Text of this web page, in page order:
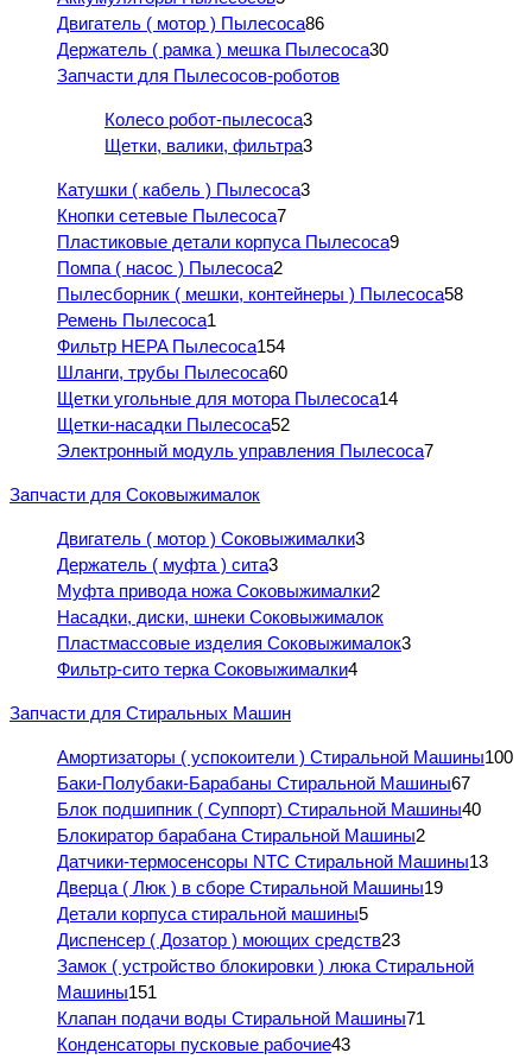
Двигатель ( мотор ) Пылесоса86
Держатель ( рамка ) мешка Пылесоса30
Запчасти для Пылесосов-роботов
Колесо робот-пылесоса3
Щетки, валики, фильтра3
Катушки ( кабель ) Пылесоса3
Кнопки сетевые Пылесоса7
Пластиковые детали корпуса Пылесоса9
Помпа ( насос ) Пылесоса2
Пылесборник ( мешки, контейнеры ) Пылесоса58
Ремень Пылесоса1
Фильтр HEPA Пылесоса154
Шланги, трубы Пылесоса60
Щетки угольные для мотора Пылесоса14
Щетки-насадки Пылесоса52
Электронный модуль управления Пылесоса7
Запчасти для Соковыжималок
Двигатель ( мотор ) Соковыжималки3
Держатель ( муфта ) сита3
Муфта привода ножа Соковыжималки2
Насадки, диски, шнеки Соковыжималок
Пластмассовые изделия Соковыжималок3
Фильтр-сито терка Соковыжималки4
Запчасти для Стиральных Машин
Амортизаторы ( успокоители ) Стиральной Машины100
Баки-Полубаки-Барабаны Стиральной Машины67
Блок подшипник ( Суппорт) Стиральной Машины40
Блокиратор барабана Стиральной Машины2
Датчики-термосенсоры NTC Стиральной Машины13
Дверца ( Люк ) в сборе Стиральной Машины19
Детали корпуса стиральной машины5
Диспенсер ( Дозатор ) моющих средств23
Замок ( устройство блокировки ) люка Стиральной
Машины151
Клапан подачи воды Стиральной Машины71
Конденсаторы пусковые рабочие43